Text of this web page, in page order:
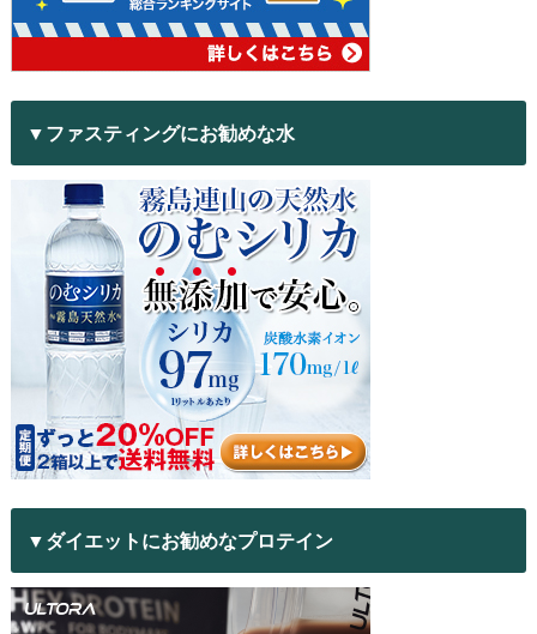
▼ファスティングにお勧めな水
▼ダイエットにお勧めなプロテイン